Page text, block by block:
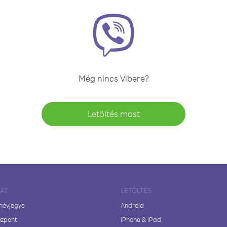
Még nincs Vibere?
Letöltés most
LETÖLTÉS
Android
iPhone & iPad